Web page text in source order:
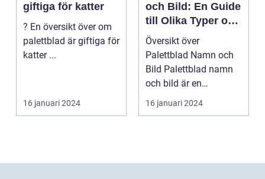
giftiga för katter
? En översikt över om
palettblad är giftiga för
katter ...
16 januari 2024
och Bild: En Guide
till Olika Typer och
Egenskaper
Översikt över
Palettblad Namn och
Bild Palettblad namn
och bild är en
fascinerande
universum av oli...
16 januari 2024